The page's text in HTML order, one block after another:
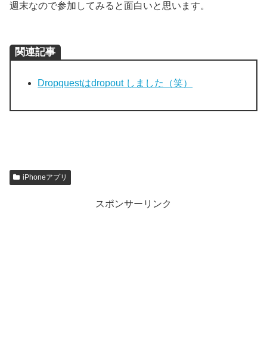
週末なので参加してみると面白いと思います。
関連記事
Dropquestはdropout しました（笑）
iPhoneアプリ
スポンサーリンク